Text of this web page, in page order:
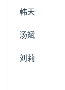
韩天
汤斌
刘莉